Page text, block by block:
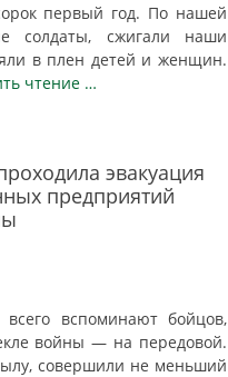
первый год. По нашей
солдаты, сжигали наши
в плен детей и женщин.
чтение …
эвакуация
предприятий
вспоминают бойцов,
войны — на передовой.
совершили не меньший